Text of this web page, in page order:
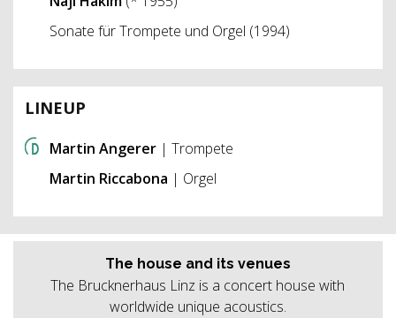
Sonate für Trompete und Orgel (1994)
LINEUP
Martin Angerer | Trompete
Martin Riccabona | Orgel
The house and its venues
The Brucknerhaus Linz is a concert house with
worldwide unique acoustics.